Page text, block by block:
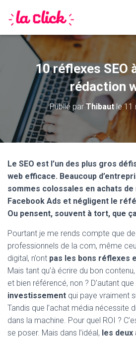
10 réflexes SEO
rédaction
Publié parThibautle11
Le SEO est l’un des plus gros
web efficace. Beaucoup
sommes colossales en achats
Facebook Ads et négligent le
Ou pensent, souvent à tort, que
Pourtant je me rends compte que
professionnels de la com, même
digital, n’ont pas les bons réflexes
Mais tant qu’à écrire du bon
et bien référencé, non ? D’autant que
investissement qui paye vraiment
Tandis que l’achat média nécessite
dans la machine. Pour quel ROI ?
se poser. Mais dans l’idéal, les deux